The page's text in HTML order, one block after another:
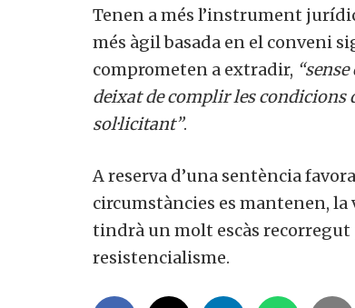
Tenen a més l’instrument
més àgil basada en el conveni
comprometen a extradir,
deixat de complir les condicions
sol·licitant”.
A reserva d’una sentència
circumstàncies es mantenen, la
tindrà un molt escàs
resistencialisme.